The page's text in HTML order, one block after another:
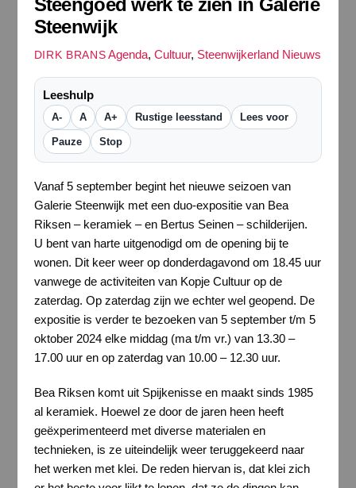
Steenwijk
DIRK BRANS Agenda,Cultuur, Steenwijkerland Nieuws
Leeshulp
A- A A+ Rustige leesstand Lees voor
Pauze Stop
Vanaf 5 september begint het nieuwe seizoen van
Galerie Steenwijk met een duo-expositie van Bea
Riksen – keramiek – en Bertus Seinen – schilderijen.
U bent van harte uitgenodigd om de opening bij te
wonen. Dit keer weer op donderdagavond om 18.45 uur
vanwege de activiteiten van Kopje Cultuur op de
zaterdag. Op zaterdag zijn we echter wel geopend. De
expositie is verder te bezoeken van 5 september t/m 5
oktober 2024 elke middag (ma t/m vr.) van 13.30 –
17.00 uur en op zaterdag van 10.00 – 12.30 uur.
Bea Riksen komt uit Spijkenisse en maakt sinds 1985
al keramiek. Hoewel ze door de jaren heen heeft
geëxperimenteerd met diverse materialen en
technieken, is ze uiteindelijk weer teruggekeerd naar
het werken met klei. De reden hiervan is, dat klei zich